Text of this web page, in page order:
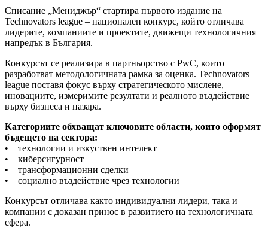
Списание „Мениджър“ стартира първото издание на
Technovators league – национален конкурс, който отличава
лидерите, компаниите и проектите, движещи технологичния
напредък в България.
Конкурсът се реализира в партньорство с PwC, които
разработват методологичната рамка за оценка. Technovators
league поставя фокус върху стратегическото мислене,
иновациите, измеримите резултати и реалното въздействие
върху бизнеса и пазара.
Категориите обхващат ключовите области, които оформят
бъдещето на сектора:
• технологии и изкуствен интелект
• киберсигурност
• трансформационни сделки
• социално въздействие чрез технологии
Конкурсът отличава както индивидуални лидери, така и
компании с доказан принос в развитието на технологичната
сфера.